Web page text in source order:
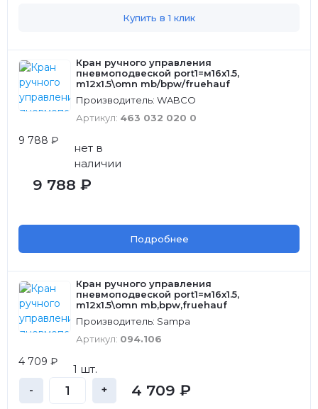
Купить в 1 клик
Кран ручного управления
пневмоподвеской port1=м16x1.5,
m12x1.5\omn mb/bpw/fruehauf
Производитель: WABCO
Артикул: 463 032 020 0
9 788 ₽
нет в
наличии
9 788 ₽
Подробнее
Кран ручного управления
пневмоподвеской port1=м16x1.5,
m12x1.5\omn mb,bpw,fruehauf
Производитель: Sampa
Артикул: 094.106
4 709 ₽
1 шт.
- + 4 709 ₽